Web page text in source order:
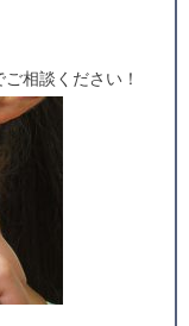
相談ください！